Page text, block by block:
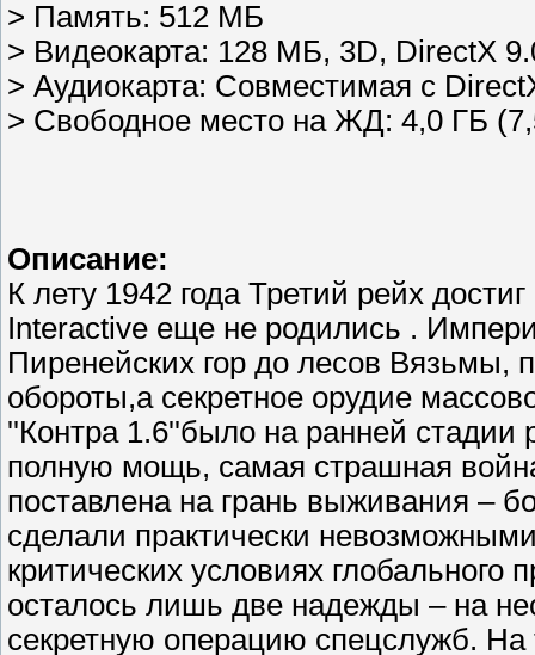
> Память: 512 МБ
> Видеокарта: 128 МБ, 3D, DirectX
> Аудиокарта: Cовместимая с
> Свободное место на ЖД: 4,0 ГБ
Описание:
К лету 1942 года Третий рейх
Interactive еще не родились .
Пиренейских гор до лесов Вязьмы,
обороты,а секретное орудие
''Контра 1.6''было на ранней стадии
полную мощь, самая страшная
поставлена на грань выживания –
сделали практически
критических условиях глобального
осталось лишь две надежды – на
секретную операцию спецслужб.